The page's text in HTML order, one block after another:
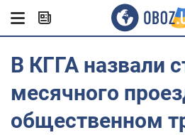
В КГГА назвали
месячного
общественном